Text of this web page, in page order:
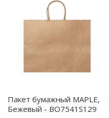
Пакет бумажный MAPLE,
Бежевый - BO7541S129